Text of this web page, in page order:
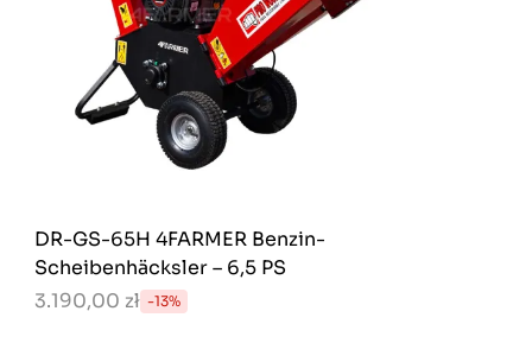
DR-GS-65H 4FARMER Benzin-
Scheibenhäcksler – 6,5 PS
3.190,00 zł -13%